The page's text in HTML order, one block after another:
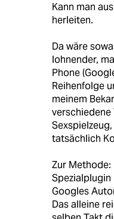
Kann man
herleiten.
Da wäre
lohnender,
Phone
Reihenfolge
meinem
verschiedene
tatsächlich
Zur Methode:
Googles
Das alleine